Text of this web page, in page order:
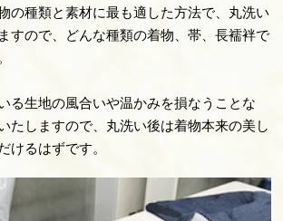
の種類と素材に最も適した方法で、丸洗い
すので、どんな種類の着物、帯、長襦袢で
る生地の風合いや温かみを損なうことな
たしますので、丸洗い後は着物本来の美し
けるはずです。